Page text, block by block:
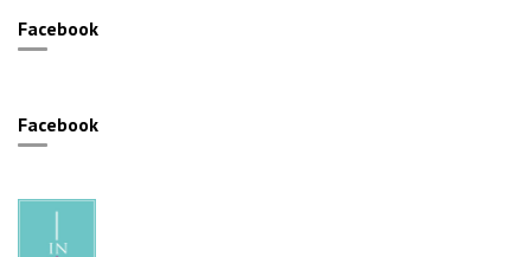
Facebook
Facebook